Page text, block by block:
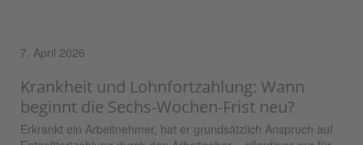
7. April 2026
Krankheit und Lohnfortzahlung: Wann
beginnt die Sechs-Wochen-Frist neu?
Erkrankt ein Arbeitnehmer, hat er grundsätzlich Anspruch auf